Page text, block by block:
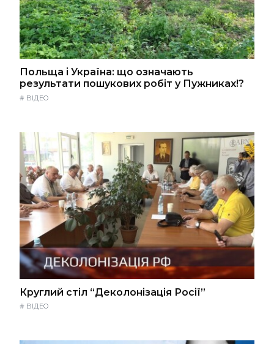
Польща і Україна: що означають
результати пошукових робіт у Пужниках!?
# ВІДЕО
Круглий стіл “Деколонізація Росії”
# ВІДЕО